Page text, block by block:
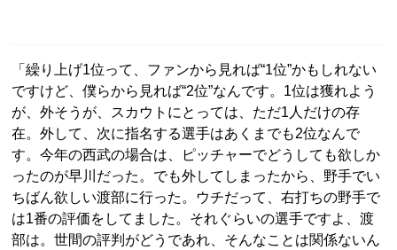
「繰り上げ1位って、ファンから見れば“1位”かもしれない
ですけど、僕らから見れば“2位”なんです。1位は獲れよう
が、外そうが、スカウトにとっては、ただ1人だけの存
在。外して、次に指名する選手はあくまでも2位なんで
す。今年の西武の場合は、ピッチャーでどうしても欲しか
ったのが早川だった。でも外してしまったから、野手でい
ちばん欲しい渡部に行った。ウチだって、右打ちの野手で
は1番の評価をしてました。それぐらいの選手ですよ、渡
部は。世間の評判がどうであれ、そんなことは関係ないん